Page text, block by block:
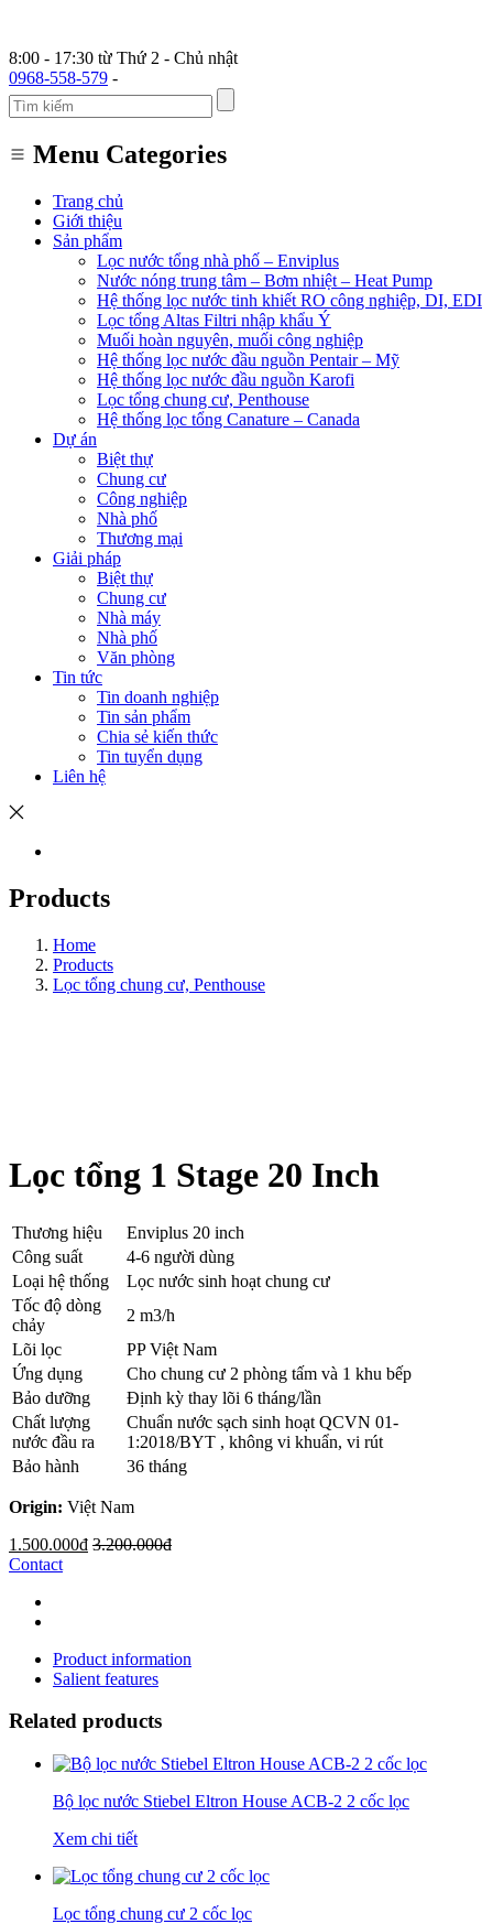
8:00 - 17:30 từ Thứ 2 - Chủ nhật
0968-558-579 -
Menu Categories
Trang chủ
Giới thiệu
Sản phẩm
Lọc nước tổng nhà phố – Enviplus
Nước nóng trung tâm – Bơm nhiệt – Heat Pump
Hệ thống lọc nước tinh khiết RO công nghiệp, DI, EDI
Lọc tổng Altas Filtri nhập khẩu Ý
Muối hoàn nguyên, muối công nghiệp
Hệ thống lọc nước đầu nguồn Pentair – Mỹ
Hệ thống lọc nước đầu nguồn Karofi
Lọc tổng chung cư, Penthouse
Hệ thống lọc tổng Canature – Canada
Dự án
Biệt thự
Chung cư
Công nghiệp
Nhà phố
Thương mại
Giải pháp
Biệt thự
Chung cư
Nhà máy
Nhà phố
Văn phòng
Tin tức
Tin doanh nghiệp
Tin sản phẩm
Chia sẻ kiến thức
Tin tuyển dụng
Liên hệ
Products
Home
Products
Lọc tổng chung cư, Penthouse
Lọc tổng 1 Stage 20 Inch
Thương hiệu
Enviplus 20 inch
Công suất
4-6 người dùng
Loại hệ thống
Lọc nước sinh hoạt chung cư
Tốc độ dòng
chảy
2 m3/h
Lõi lọc
PP Việt Nam
Ứng dụng
Cho chung cư 2 phòng tấm và 1 khu bếp
Bảo dưỡng
Định kỳ thay lõi 6 tháng/lần
Chất lượng
nước đầu ra
Chuẩn nước sạch sinh hoạt QCVN 01-
1:2018/BYT , không vi khuẩn, vi rút
Bảo hành
36 tháng
Origin: Việt Nam
1.500.000đ 3.200.000đ
Contact
Product information
Salient features
Related products
Bộ lọc nước Stiebel Eltron House ACB-2 2 cốc lọc
Xem chi tiết
Lọc tổng chung cư 2 cốc lọc